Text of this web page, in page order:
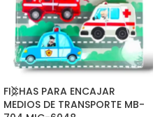
FICHAS PARA ENCAJAR
MEDIOS DE TRANSPORTE MB-